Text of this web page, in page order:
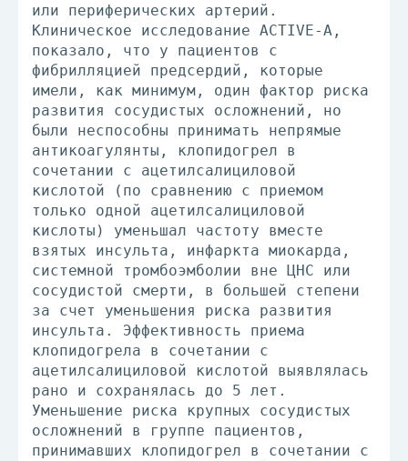
или периферических артерий.
Клиническое исследование ACTIVE-A,
показало, что у пациентов с
фибрилляцией предсердий, которые
имели, как минимум, один фактор риска
развития сосудистых осложнений, но
были неспособны принимать непрямые
антикоагулянты, клопидогрел в
сочетании с ацетилсалициловой
кислотой (по сравнению с приемом
только одной ацетилсалициловой
кислоты) уменьшал частоту вместе
взятых инсульта, инфаркта миокарда,
системной тромбоэмболии вне ЦНС или
сосудистой смерти, в большей степени
за счет уменьшения риска развития
инсульта. Эффективность приема
клопидогрела в сочетании с
ацетилсалициловой кислотой выявлялась
рано и сохранялась до 5 лет.
Уменьшение риска крупных сосудистых
осложнений в группе пациентов,
принимавших клопидогрел в сочетании с